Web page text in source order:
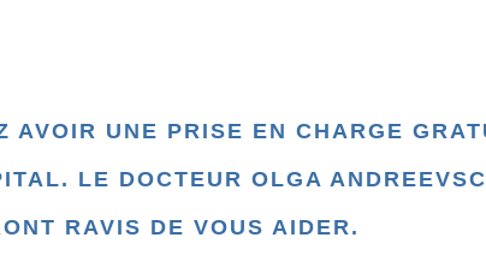
AVOIR UNE PRISE EN CHARGE
LE DOCTEUR OLGA
RAVIS DE VOUS AIDER.